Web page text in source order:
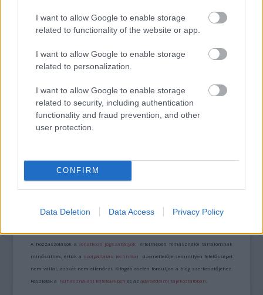
I want to allow Google to enable storage
related to functionality of the website or app.
I want to allow Google to enable storage
related to personalization.
I want to allow Google to enable storage
related to security, including authentication
functionality and fraud prevention, and other
user protection.
CONFIRM
Data Deletion Data Access Privacy Policy
TERMÉSZETFELETTI ERŐK ÉS ELFELEDETT
TITKOK: ITT A SHELBY OAKS – A GONOSZ
A bejegyzés trackback címe:
https://kulturpart.hu/api/trackback/id/7857122
Kommentek:
A hozzászólások avonatkozó jogszabályok értelmében felhasználói tartalomnak
minősülnek, értük a szolgáltatás technikai üzemeltetője semmilyen felelősséget
nem vállal, azokat nem ellenőrzi. Kifogás esetén forduljon a blog szerkesztőjéhez.
Részletek a Felhasználási feltételekben és azadatvédelmi tájékoztatóban